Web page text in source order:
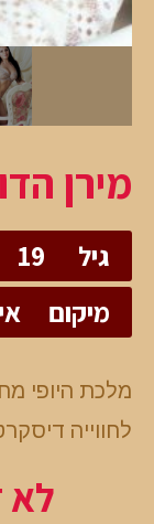
מירן
גיל
19
מיקום
מלכת היופי
לחווייה
לא